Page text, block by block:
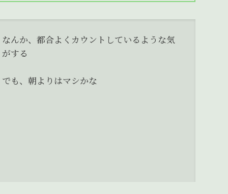
なんか、都合よくカウントしているような気
がする
でも、朝よりはマシかな